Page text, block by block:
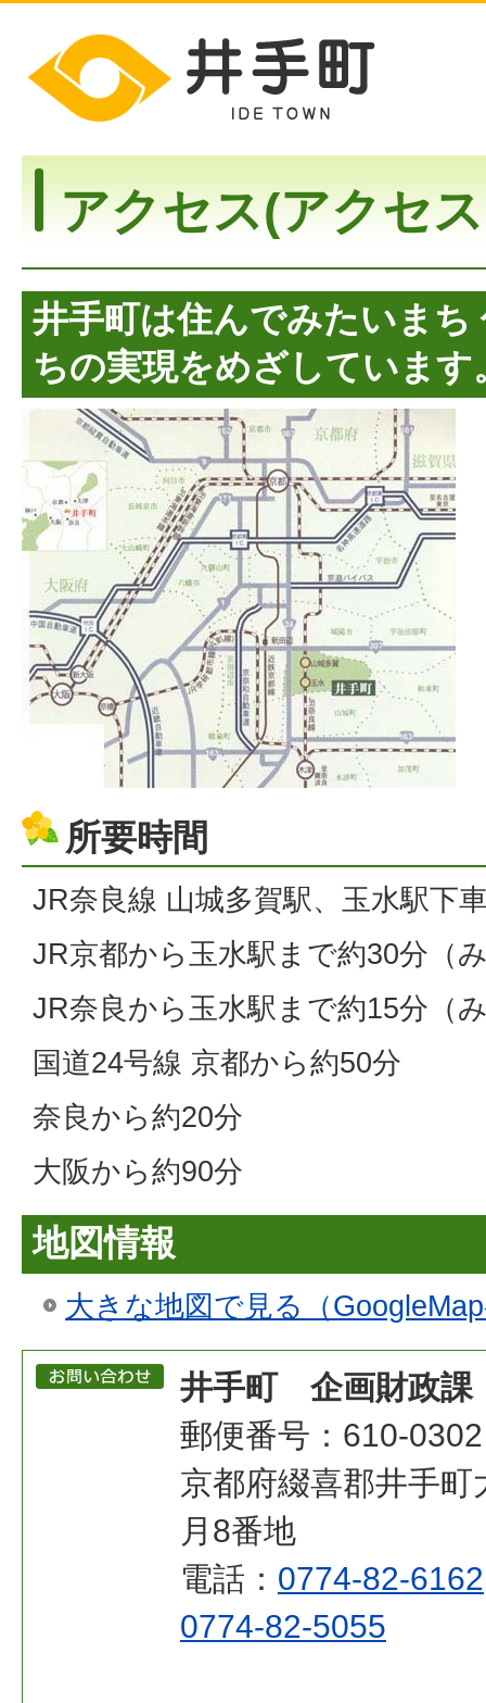
アクセス(アクセ
井手町は住んでみたいま
ちの実現をめざしています
所要時間
JR奈良線 山城多賀駅、玉水駅下
JR京都から玉水駅まで約30分（
JR奈良から玉水駅まで約15分（
国道24号線 京都から約50分
奈良から約20分
大阪から約90分
地図情報
大きな地図で見る（
井手町 企画財政課
郵便番号：610-0302
京都府綴喜郡井手
月8番地
電話： 0774-82-6162
0774-82-5055